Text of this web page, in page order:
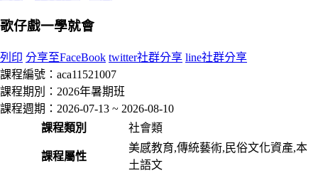
歌仔戲一學就會
列印 分享至FaceBook twitter社群分享 line社群分享
課程編號： aca11521007
課程期別： 2026年暑期班
課程週期： 2026-07-13 ~ 2026-08-10
課程類別
社會類
課程屬性
美感教育,傳統藝術,民俗文化資產,本
土語文